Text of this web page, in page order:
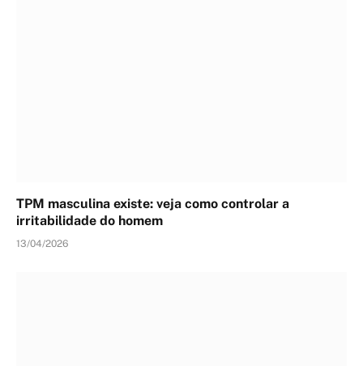
TPM masculina existe: veja como controlar a
irritabilidade do homem
13/04/2026